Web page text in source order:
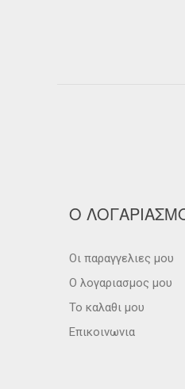
Ο
Οι παραγγελιες μου
Ο λογαριασμος μου
Το καλαθι μου
Επικοινωνια